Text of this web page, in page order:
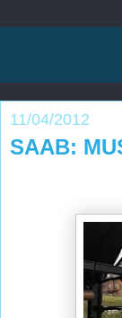
11/04/2012
SAAB: